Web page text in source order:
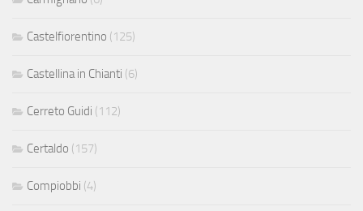
Castelfiorentino (125)
Castellina in Chianti (6)
Cerreto Guidi (112)
Certaldo (157)
Compiobbi (4)